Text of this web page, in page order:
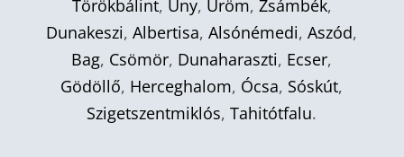
Törökbálint, Úny, Üröm, Zsámbék,
Dunakeszi,Albertisa,Alsónémedi,Aszód,
Bag, Csömör, Dunaharaszti, Ecser,
Gödöllő, Herceghalom, Ócsa, Sóskút,
Szigetszentmiklós,Tahitótfalu.